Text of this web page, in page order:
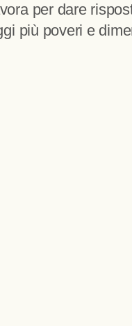
per dare
più poveri e